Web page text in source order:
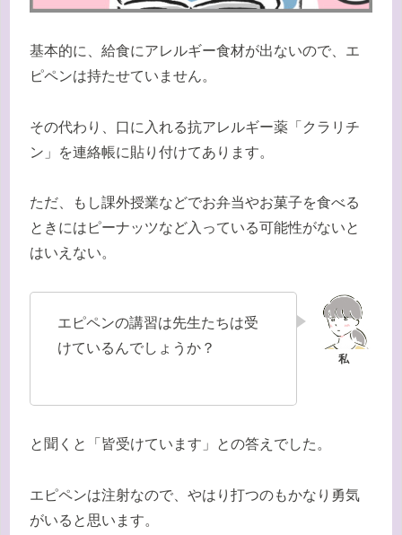
基本的に、給食にアレルギー食材が出ないので、エ
ピペンは持たせていません。
その代わり、口に入れる抗アレルギー薬「クラリチ
ン」を連絡帳に貼り付けてあります。
ただ、もし課外授業などでお弁当やお菓子を食べる
ときにはピーナッツなど入っている可能性がないと
はいえない。
エピペンの講習は先生たちは受
けているんでしょうか？
と聞くと「皆受けています」との答えでした。
エピペンは注射なので、やはり打つのもかなり勇気
がいると思います。